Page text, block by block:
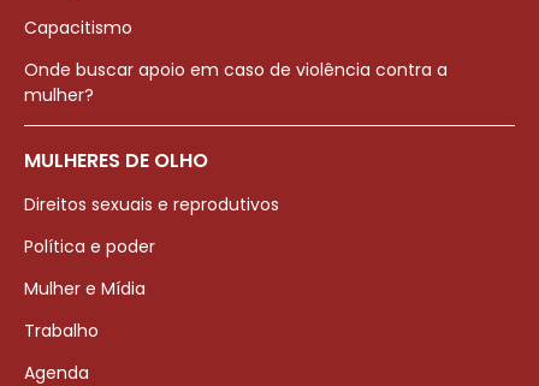
Capacitismo
Onde buscar apoio em caso de violência contra a
mulher?
MULHERES DE OLHO
Direitos sexuais e reprodutivos
Política e poder
Mulher e Mídia
Trabalho
Agenda